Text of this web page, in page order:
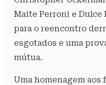
Maite Perroni e Dulce
para o reencontro
esgotados e uma
mútua.
Uma homenagem aos